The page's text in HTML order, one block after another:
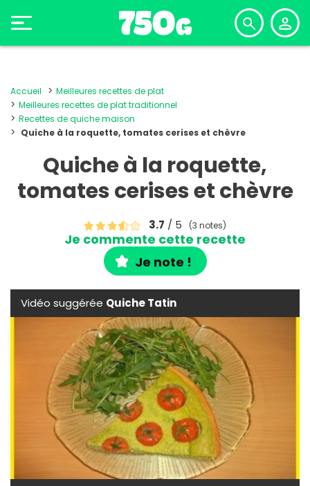
Accueil
Meilleures recettes de plat
Meilleures recettes de plat traditionnel
Recettes de quiche maison
Quiche à la roquette, tomates cerises et chèvre
Quiche à la roquette,
tomates cerises et chèvre
3.7 / 5 (3 notes)
Je commente cette recette
Je note !
Vidéo suggérée Quiche Tatin